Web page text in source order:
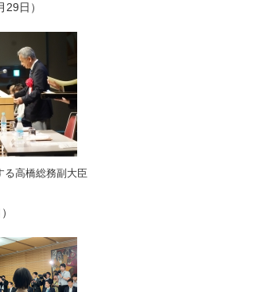
日）
る高橋総務副大臣